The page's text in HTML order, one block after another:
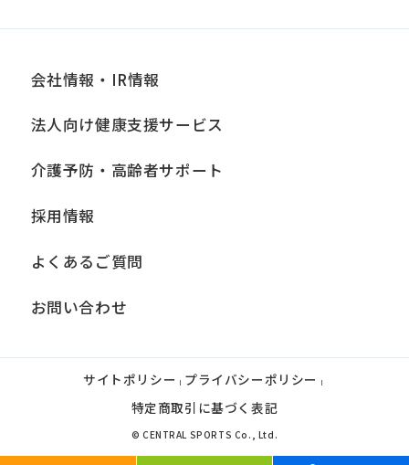
会社情報・IR情報
法人向け健康支援サービス
介護予防・高齢者サポート
採用情報
よくあるご質問
お問い合わせ
サイトポリシー | プライバシーポリシー |
特定商取引に基づく表記
© CENTRAL SPORTS Co., Ltd.